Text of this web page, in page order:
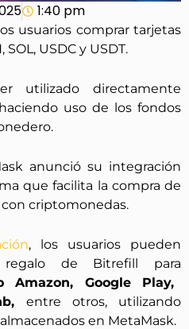
1:40 pm
usuarios comprar tarjetas
USDC y USDT.
utilizado directamente
uso de los fondos
anunció su integración
que facilita la compra de
criptomonedas.
, los usuarios pueden
de Bitrefill para
Amazon, Google Play,
entre otros, utilizando
en MetaMask.